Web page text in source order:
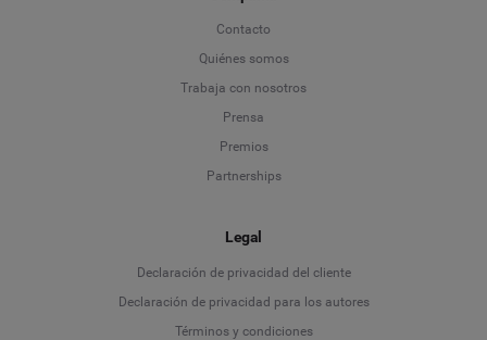
Contacto
Quiénes somos
Trabaja con nosotros
Prensa
Premios
Partnerships
Legal
Declaración de privacidad del cliente
Declaración de privacidad para los autores
Términos y condiciones